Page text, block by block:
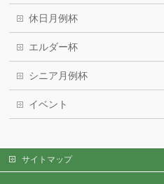
休日月例杯
エルダー杯
シニア月例杯
イベント
サイトマップ